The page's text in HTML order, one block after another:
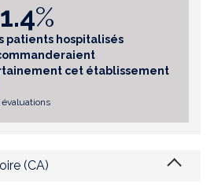
%
patients hospitalisés
cet établissement
évaluations
(CA)